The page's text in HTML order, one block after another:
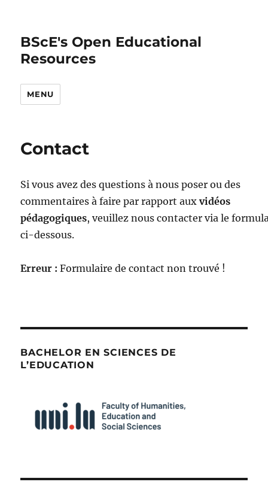
BScE's Open Educational
Resources
MENU
Contact
Si vous avez des questions à nous poser ou des
commentaires à faire par rapport auxvidéos
pédagogiques, veuillez nous contacter via le
ci-dessous.
Erreur : Formulaire de contact non trouvé !
BACHELOR EN SCIENCES DE
L’EDUCATION